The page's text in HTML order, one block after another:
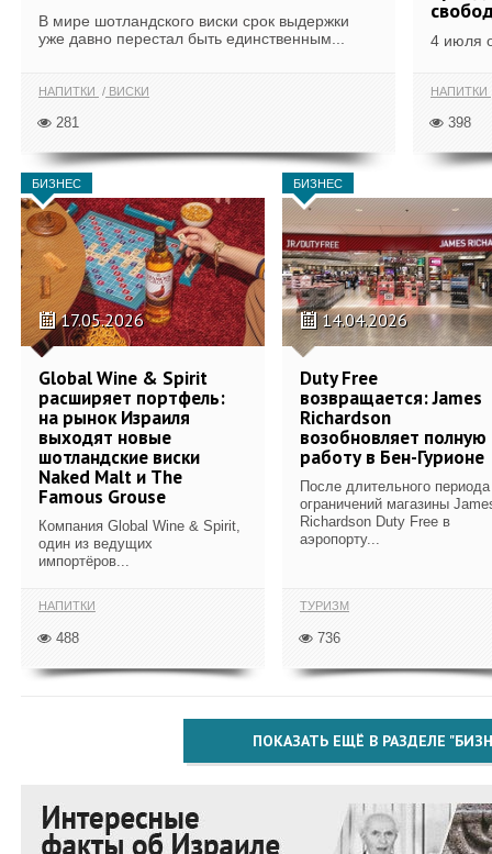
В мире шотландского виски срок выдержки
уже давно перестал быть единственным...
НАПИТКИ ВИСКИ
281
4 июля
НАПИТКИ
398
БИЗНЕС
17.05.2026
Global Wine & Spirit
расширяет портфель:
на рынок Израиля
выходят новые
шотландские виски
Naked Malt и The
Famous Grouse
Компания Global Wine & Spirit,
один из ведущих
импортёров...
НАПИТКИ
488
БИЗНЕС
14.04.2026
Duty Free
возвращается: James
Richardson
возобновляет полную
работу в Бен-Гурионе
После длительного периода
ограничений магазины
Richardson Duty Free в
аэропорту...
ТУРИЗМ
736
ПОКАЗАТЬ ЕЩЁ В РАЗДЕЛЕ